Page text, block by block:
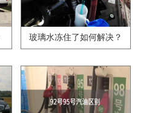
玻璃水冻住了如何解决？